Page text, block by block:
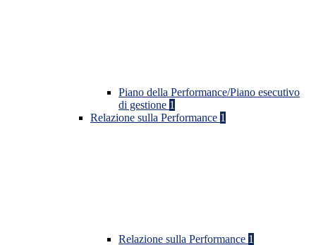
Piano della Performance/Piano esecutivo
di gestione 1
Relazione sulla Performance 1
Relazione sulla Performance 1